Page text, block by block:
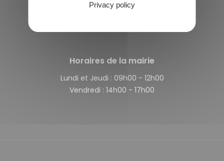
4 rue des Terre Neuvas
Horaires de la mairie
Lundi et Jeudi : 09h00 - 12h00
Vendredi : 14h00 - 17h00
Privacy policy